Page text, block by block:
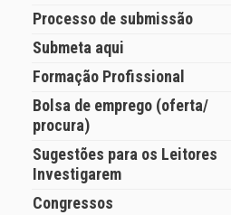
Processo de submissão
Submeta aqui
Formação Profissional
Bolsa de emprego (oferta/
procura)
Sugestões para os Leitores
Investigarem
Congressos